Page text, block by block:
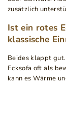
zusätzlich
Ist ein rotes
klassische
Beides klappt
Ecksofa oft als
kann es Wärme